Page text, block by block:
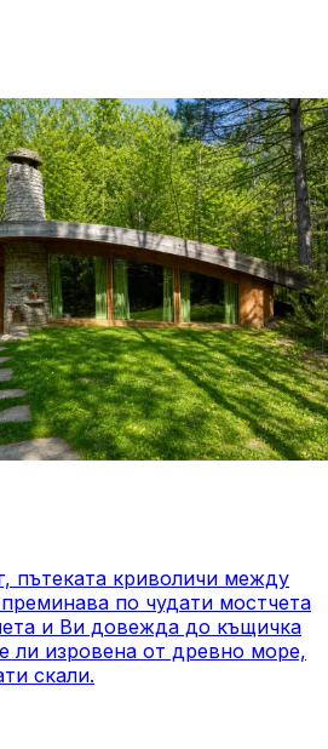
пътеката криволичи между
по чудати мостчета
и Ви довежда до къщичка
ли изровена от древно море,
скали.